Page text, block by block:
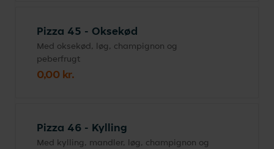
Pizza 45 - Oksekød
Med oksekød, løg, champignon og
peberfrugt
0,00 kr.
Pizza 46 - Kylling
Med kylling, mandler, løg, champignon og